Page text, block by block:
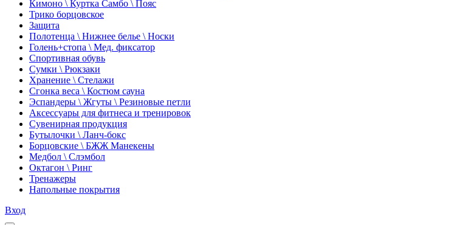
Кимоно \ Куртка Самбо \ Пояс
Трико борцовское
Защита
Полотенца \ Нижнее белье \ Носки
Голень+стопа \ Мед. фиксатор
Спортивная обувь
Сумки \ Рюкзаки
Хранение \ Стелажи
Сгонка веса \ Костюм сауна
Эспандеры \ Жгуты \ Резиновые петли
Аксессуары для фитнеса и тренировок
Сувенирная продукция
Бутылочки \ Ланч-бокс
Борцовские \ БЖЖ Манекены
Медбол \ Слэмбол
Октагон \ Ринг
Тренажеры
Напольные покрытия
Вход